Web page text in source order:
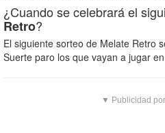
¿Cuando se celebrará el
Retro?
El siguiente sorteo de Melate Retro
Suerte paro los que vayan a jugar
▼ Publicidad